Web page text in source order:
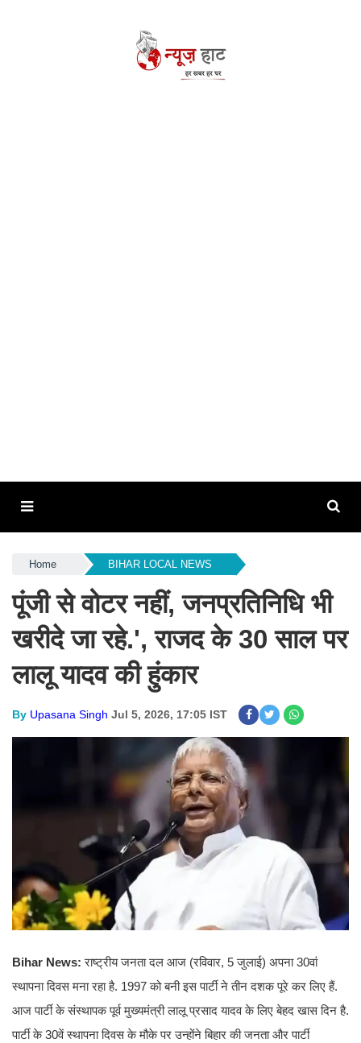
Home BIHAR LOCAL NEWS
पूंजी से वोटर नहीं, जनप्रतिनिधि भी
खरीदे जा रहे.', राजद के 30 साल पर
लालू यादव की हुंकार
By Upasana Singh Jul 5, 2026, 17:05 IST
Bihar News:राष्ट्रीय जनता दल आज (रविवार, 5 जुलाई) अपना 30वां
स्थापना दिवस मना रहा है. 1997 को बनी इस पार्टी ने तीन दशक पूरे कर लिए हैं.
आज पार्टी के संस्थापक पूर्व मुख्यमंत्री लालू प्रसाद यादव के लिए बेहद खास दिन है.
पार्टी के 30वें स्थापना दिवस के मौके पर उन्होंने बिहार की जनता और पार्टी